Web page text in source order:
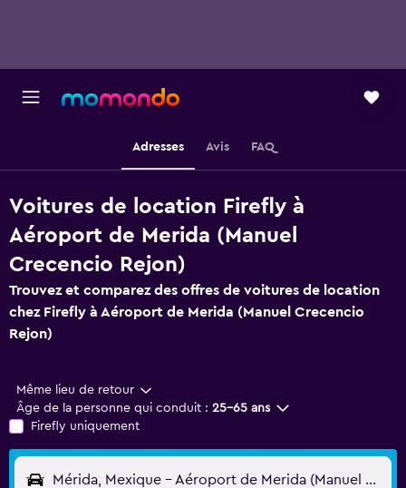
Adresses Avis FAQ
Voitures de location Firefly à
Aéroport de Merida (Manuel
Crecencio Rejon)
Trouvez et comparez des offres de voitures de location
chez Firefly à Aéroport de Merida (Manuel Crecencio
Rejon)
Même lieu de retour
Âge de la personne qui conduit : 25-65 ans
Firefly uniquement
Mérida, Mexique - Aéroport de Merida (Manuel Crecencio Rejon) (MID)